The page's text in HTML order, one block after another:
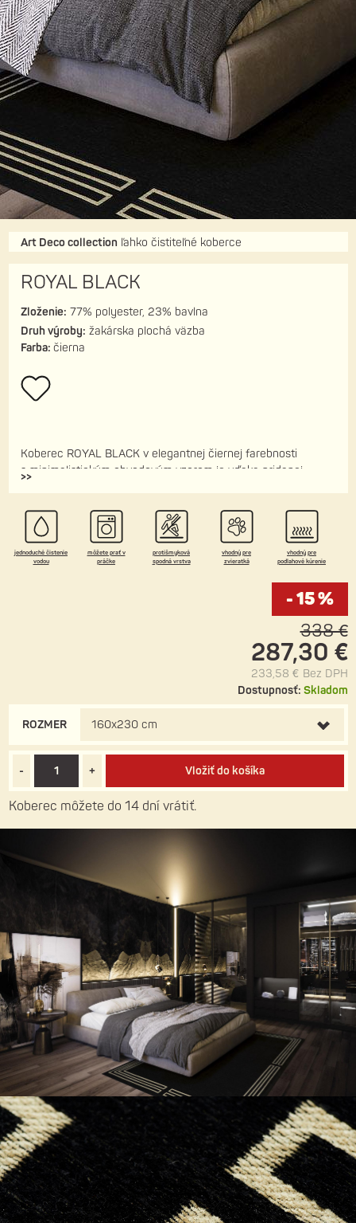
Art Deco collection ľahko čistiteľné koberce
ROYAL BLACK
Zloženie: 77% polyester, 23% bavlna
Druh výroby: žakárska plochá väzba
Farba: čierna
Koberec ROYAL BLACK v elegantnej čiernej farebnosti
s minimalistickým obvodovým vzorom je vďaka pridanej
čistenie vodou a dobrá spolupráca s podlahovým kúrením
>>
jednoduché čistenie
vodou
môžete prať v
práčke
protišmyková
spodná vrstva
vhodný pre
zvieratká
vhodný pre
podlahové kúrenie
Dostupnosť: Skladom
- 15 %
338 €
287,30 €
233,58 € Bez DPH
ROZMER 160x230 cm
- + Vložiť do košíka
Koberec môžete do 14 dní vrátiť.